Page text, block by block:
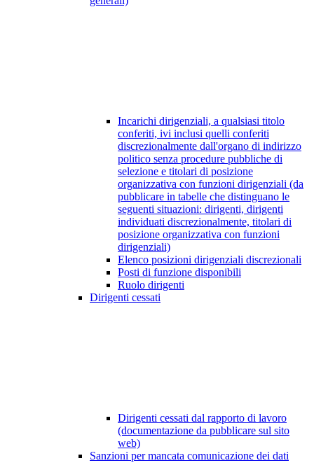
Incarichi dirigenziali, a qualsiasi titolo
conferiti, ivi inclusi quelli conferiti
discrezionalmente dall'organo di indirizzo
politico senza procedure pubbliche di
selezione e titolari di posizione
organizzativa con funzioni dirigenziali (da
pubblicare in tabelle che distinguano le
seguenti situazioni: dirigenti, dirigenti
individuati discrezionalmente, titolari di
posizione organizzativa con funzioni
dirigenziali)
Elenco posizioni dirigenziali discrezionali
Posti di funzione disponibili
Ruolo dirigenti
Dirigenti cessati
Dirigenti cessati dal rapporto di lavoro
(documentazione da pubblicare sul sito
web)
Sanzioni per mancata comunicazione dei dati